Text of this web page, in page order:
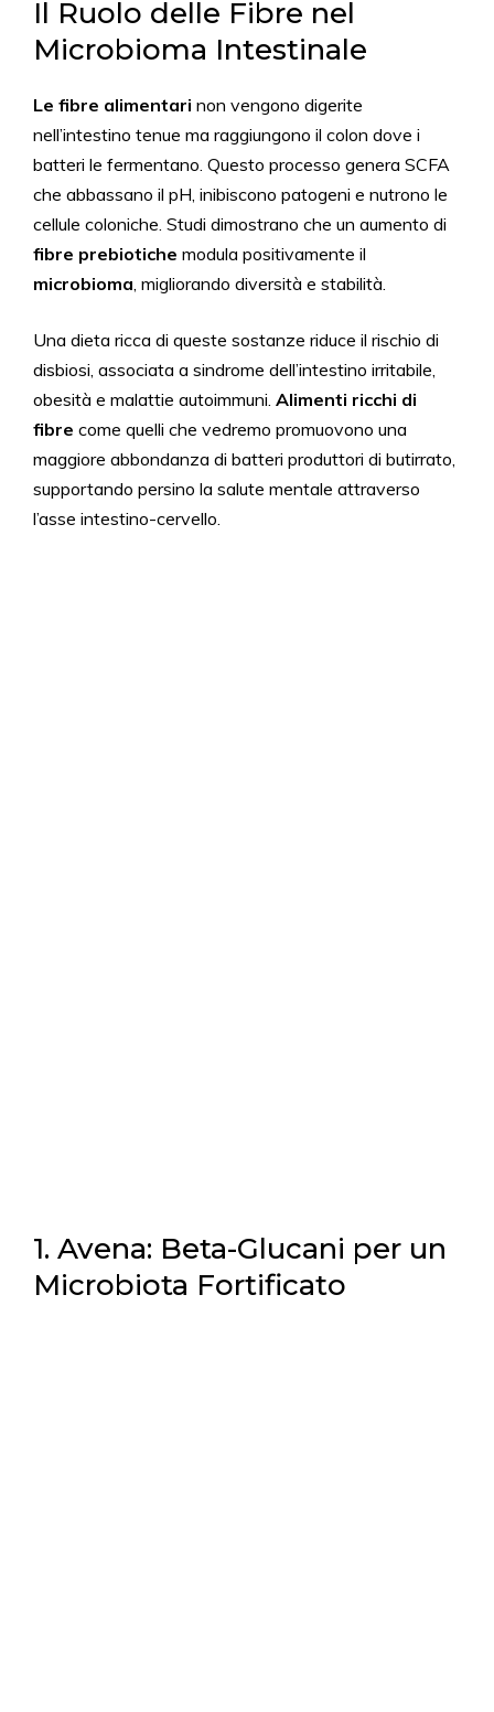
Il Ruolo delle Fibre nel
Microbioma Intestinale
Le fibre alimentari non vengono digerite
nell’intestino tenue ma raggiungono il colon dove i
batteri le fermentano. Questo processo genera SCFA
che abbassano il pH, inibiscono patogeni e nutrono le
cellule coloniche. Studi dimostrano che un aumento di
fibre prebiotiche modula positivamente il
microbioma, migliorando diversità e stabilità.
Una dieta ricca di queste sostanze riduce il rischio di
disbiosi, associata a sindrome dell’intestino irritabile,
obesità e malattie autoimmuni. Alimenti ricchi di
fibre come quelli che vedremo promuovono una
maggiore abbondanza di batteri produttori di butirrato,
supportando persino la salute mentale attraverso
l’asse intestino-cervello.
1. Avena: Beta-Glucani per un
Microbiota Fortificato